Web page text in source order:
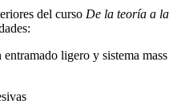
del curso De la teoría a la
ligero y sistema mass